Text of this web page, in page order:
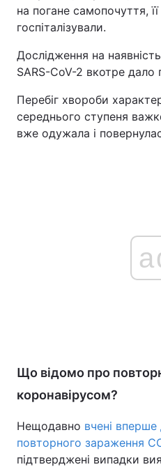
на погане самопочуття,
госпіталізували.
Дослідження на
SARS-CoV-2 вкотре дало
Перебіг хвороби
середнього ступеня
вже одужала і
Що відомо про
коронавірусом?
Нещодавно вчені
повторного зараження
підтверджені випадки